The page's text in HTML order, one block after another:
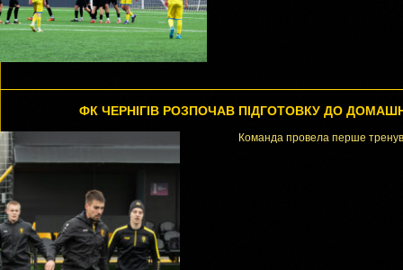
ФК ЧЕРНІГІВ РОЗПОЧАВ ПІДГОТОВКУ ДО
Команда провела перше